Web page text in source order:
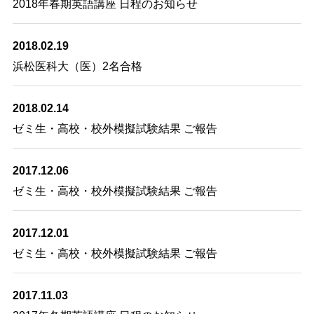
2018年春期英語講座 日程のお知らせ
2018.02.19
浜松医科大（医）2名合格
2018.02.14
ゼミ生・高校・校外模擬試験結果 ご報告
2017.12.06
ゼミ生・高校・校外模擬試験結果 ご報告
2017.12.01
ゼミ生・高校・校外模擬試験結果 ご報告
2017.11.03